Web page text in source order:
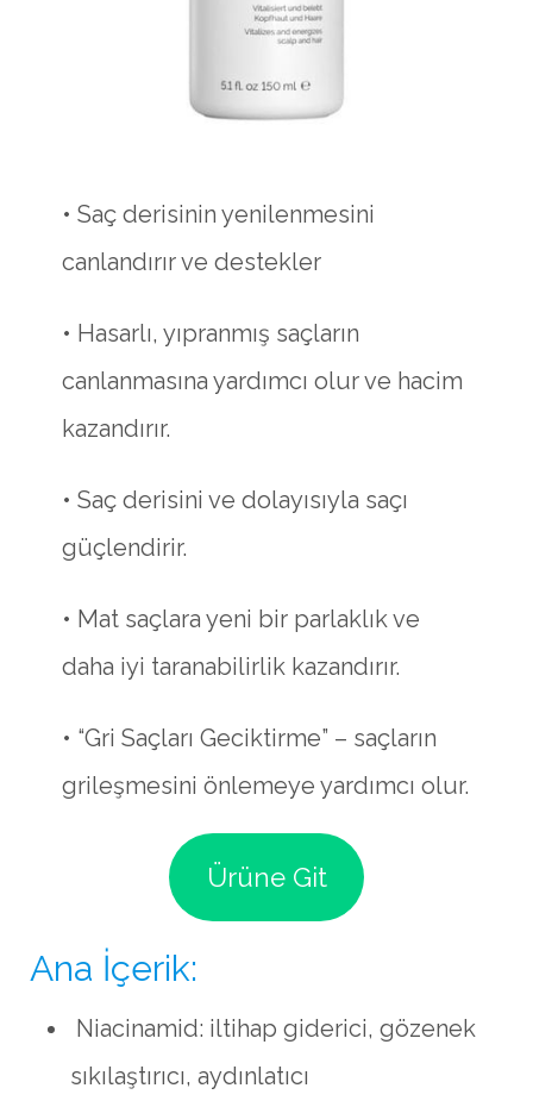
• Saç derisinin yenilenmesini
canlandırır ve destekler
• Hasarlı, yıpranmış saçların
canlanmasına yardımcı olur ve hacim
kazandırır.
• Saç derisini ve dolayısıyla saçı
güçlendirir.
• Mat saçlara yeni bir parlaklık ve
daha iyi taranabilirlik kazandırır.
• “Gri Saçları Geciktirme” – saçların
grileşmesini önlemeye yardımcı olur.
Ürüne Git
Ana İçerik:
Niacinamid: iltihap giderici, gözenek
sıkılaştırıcı, aydınlatıcı